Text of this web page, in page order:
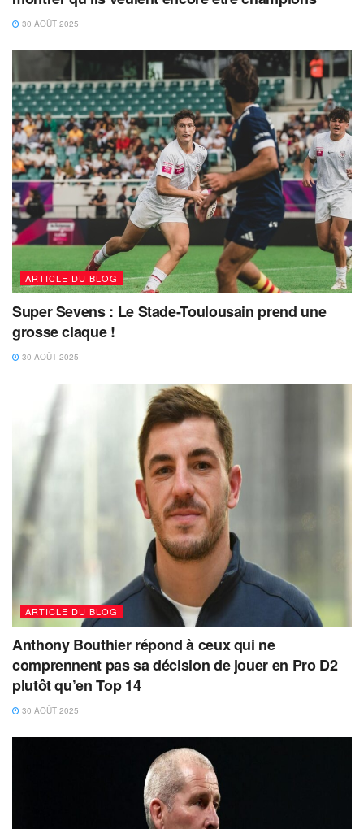
30 AOÛT 2025
ARTICLE DU BLOG
Super Sevens : Le Stade-Toulousain prend une
grosse claque !
30 AOÛT 2025
ARTICLE DU BLOG
Anthony Bouthier répond à ceux qui ne
comprennent pas sa décision de jouer en Pro D2
plutôt qu’en Top 14
30 AOÛT 2025